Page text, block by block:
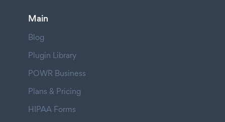
Main
Blog
Plugin Library
POWR Business
Plans & Pricing
HIPAA Forms